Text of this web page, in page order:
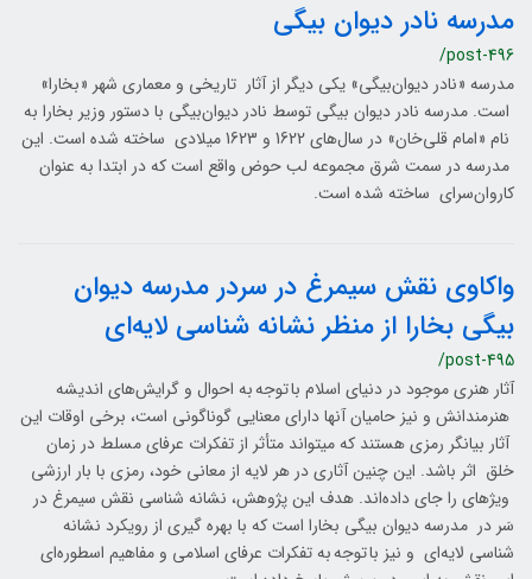
مدرسه نادر دیوان بیگی
/post-496
مدرسه «نادر دیوان‌بیگی» یکی دیگر از آثار تاریخی و معماری شهر «بخارا»
است. مدرسه نادر دیوان‌ بیگی توسط نادر دیوان‌بیگی با دستور وزیر بخارا به
نام «امام قلی‌خان» در سال‌های 1622 و 1623 میلادی ساخته شده است. این
مدرسه در سمت شرق مجموعه لب حوض واقع است که در ابتدا به عنوان
کاروان‌سرای ساخته شده است.
واکاوی نقش سیمرغ در سردر مدرسه دیوان
بیگی بخارا از منظر نشانه شناسی لایه‌ای
/post-495
آثار هنری موجود در دنیای اسلام با توجه به احوال و گرایش‌های اندیشه
هنرمندانش و نیز حامیان آنها دارای معنایی گوناگونی است، برخی اوقات این
آثار بیانگر رمزی هستند که میتواند متأثر از تفکرات عرفای مسلط در زمان
خلق اثر باشد. این چنین آثاری در هر لایه از معانی خود، رمزی با بار ارزشی
ویژهای را جای داده‌اند. هدف این پژوهش، نشانه شناسی نقش سیمرغ در
سَر در مدرسه دیوان بیگی بخارا است که با بهره گیری از رویکرد نشانه
شناسی لایه‌ای و نیز با توجه به تفکرات عرفای اسلامی و مفاهیم اسطوره‌ای